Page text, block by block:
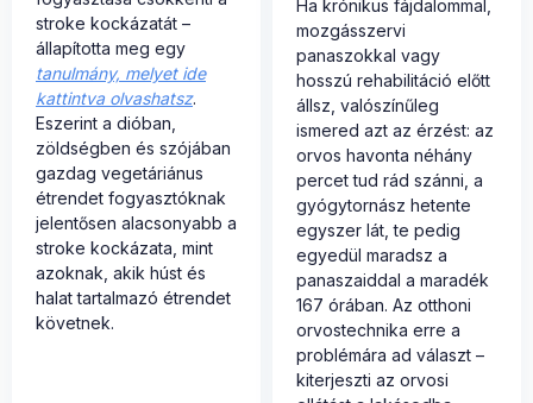
stroke kockázatát –
állapította meg egy
tanulmány, melyet ide
kattintva olvashatsz.
Eszerint a dióban,
zöldségben és szójában
gazdag vegetáriánus
étrendet fogyasztóknak
jelentősen alacsonyabb a
stroke kockázata, mint
azoknak, akik húst és
halat tartalmazó étrendet
követnek.
Ha krónikus fájdalommal,
mozgásszervi
panaszokkal vagy
hosszú rehabilitáció előtt
állsz, valószínűleg
ismered azt az érzést: az
orvos havonta néhány
percet tud rád szánni, a
gyógytornász hetente
egyszer lát, te pedig
egyedül maradsz a
panaszaiddal a maradék
167 órában. Az otthoni
orvostechnika erre a
problémára ad választ –
kiterjeszti az orvosi